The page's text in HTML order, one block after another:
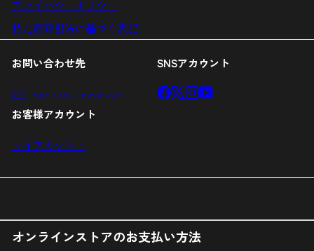
プライバシーポリシー
特定商取引法に基づく表記
お問い合わせ先
Send us a message
SNSアカウント
Facebook
X Instagram
YouTube
お客様アカウント
マイアカウント
オンラインストアのお支払い方法